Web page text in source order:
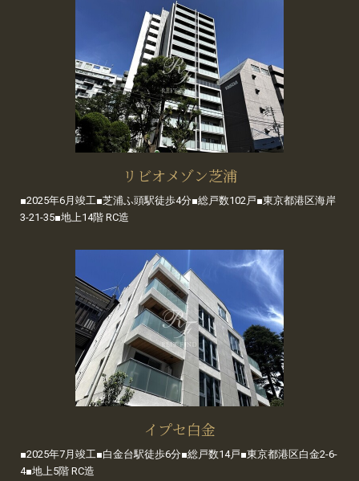
リビオメゾン芝浦
■2025年6月竣工■芝浦ふ頭駅徒歩4分■総戸数102戸■東京都港区海岸
3-21-35■地上14階 RC造
イプセ白金
■2025年7月竣工■白金台駅徒歩6分■総戸数14戸■東京都港区白金2-6-
4■地上5階 RC造